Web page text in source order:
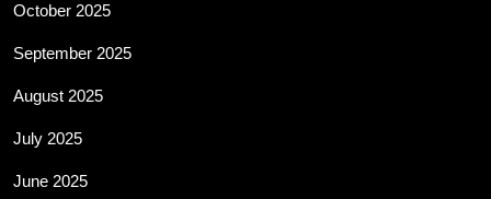
October 2025
September 2025
August 2025
July 2025
June 2025